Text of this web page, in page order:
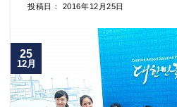
投稿日： 2016年12月25日
25
12月